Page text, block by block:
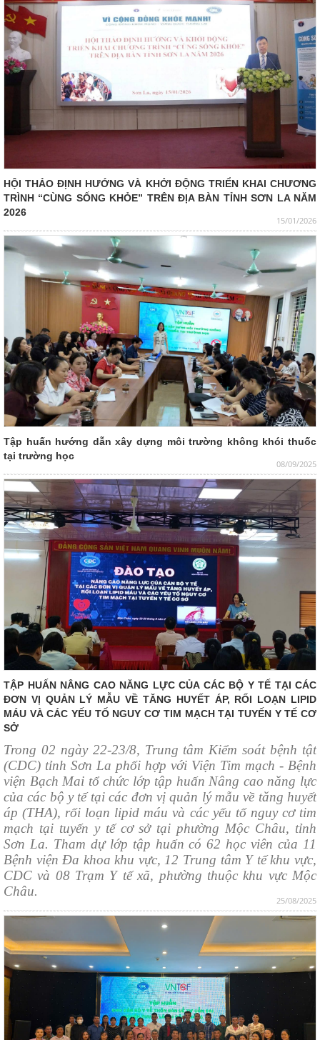
15/01/2026
HỘI THẢO ĐỊNH HƯỚNG VÀ KHỞI ĐỘNG TRIỂN KHAI CHƯƠNG
TRÌNH “CÙNG SỐNG KHỎE” TRÊN ĐỊA BÀN TỈNH SƠN LA NĂM
2026
08/09/2025
Tập huấn hướng dẫn xây dựng môi trường không khói thuốc
tại trường học
25/08/2025
TẬP HUẤN NÂNG CAO NĂNG LỰC CỦA CÁC BỘ Y TẾ TẠI CÁC
ĐƠN VỊ QUẢN LÝ MẪU VỀ TĂNG HUYẾT ÁP, RỐI LOẠN LIPID
MÁU VÀ CÁC YẾU TỐ NGUY CƠ TIM MẠCH TẠI TUYẾN Y TẾ CƠ
SỞ
Trong 02 ngày 22-23/8, Trung tâm Kiểm soát bệnh tật
(CDC) tỉnh Sơn La phối hợp với Viện Tim mạch - Bệnh
viện Bạch Mai tổ chức lớp tập huấn Nâng cao năng lực
của các bộ y tế tại các đơn vị quản lý mẫu về tăng huyết
áp (THA), rối loạn lipid máu và các yếu tố nguy cơ tim
mạch tại tuyến y tế cơ sở tại phường Mộc Châu, tỉnh
Sơn La. Tham dự lớp tập huấn có 62 học viên của 11
Bệnh viện Đa khoa khu vực, 12 Trung tâm Y tế khu vực,
CDC và 08 Trạm Y tế xã, phường thuộc khu vực Mộc
Châu.